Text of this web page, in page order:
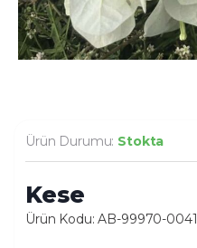
Ürün Durumu: Stokta
Kese
Ürün Kodu: AB-99970-0041